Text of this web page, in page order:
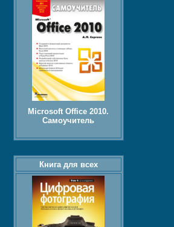
Microsoft Office 2010.
Самоучитель
Книга для всех